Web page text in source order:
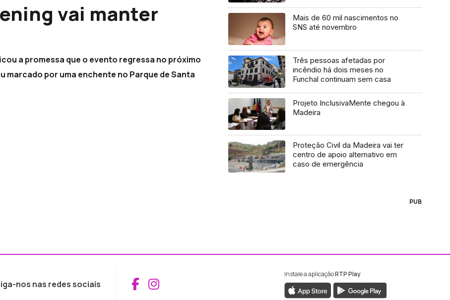
vai manter
a promessa que o evento regressa no próximo
marcado por uma enchente no Parque de Santa
Mais de 60 mil nascimentos no
SNS até novembro
Três pessoas afetadas por
incêndio há dois meses no
Funchal continuam sem casa
Projeto InclusivaMente chegou à
Madeira
Proteção Civil da Madeira vai ter
centro de apoio alternativo em
caso de emergência
PUB
nos nas redes sociais Aceder ao Facebook da RTP Madeira
Aceder ao Instagram da RTP Madeira
Instale a aplicaçãoRTP Play